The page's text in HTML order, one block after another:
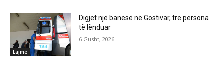
Lajme
Digjet një banesë në Gostivar, tre persona
të lënduar
6 Gusht, 2026